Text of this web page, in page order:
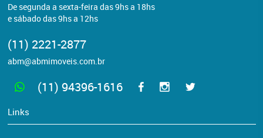
De segunda a sexta-feira das 9hs a 18hs
e sábado das 9hs a 12hs
(11) 2221-2877
abm@abmimoveis.com.br
(11) 94396-1616
Links